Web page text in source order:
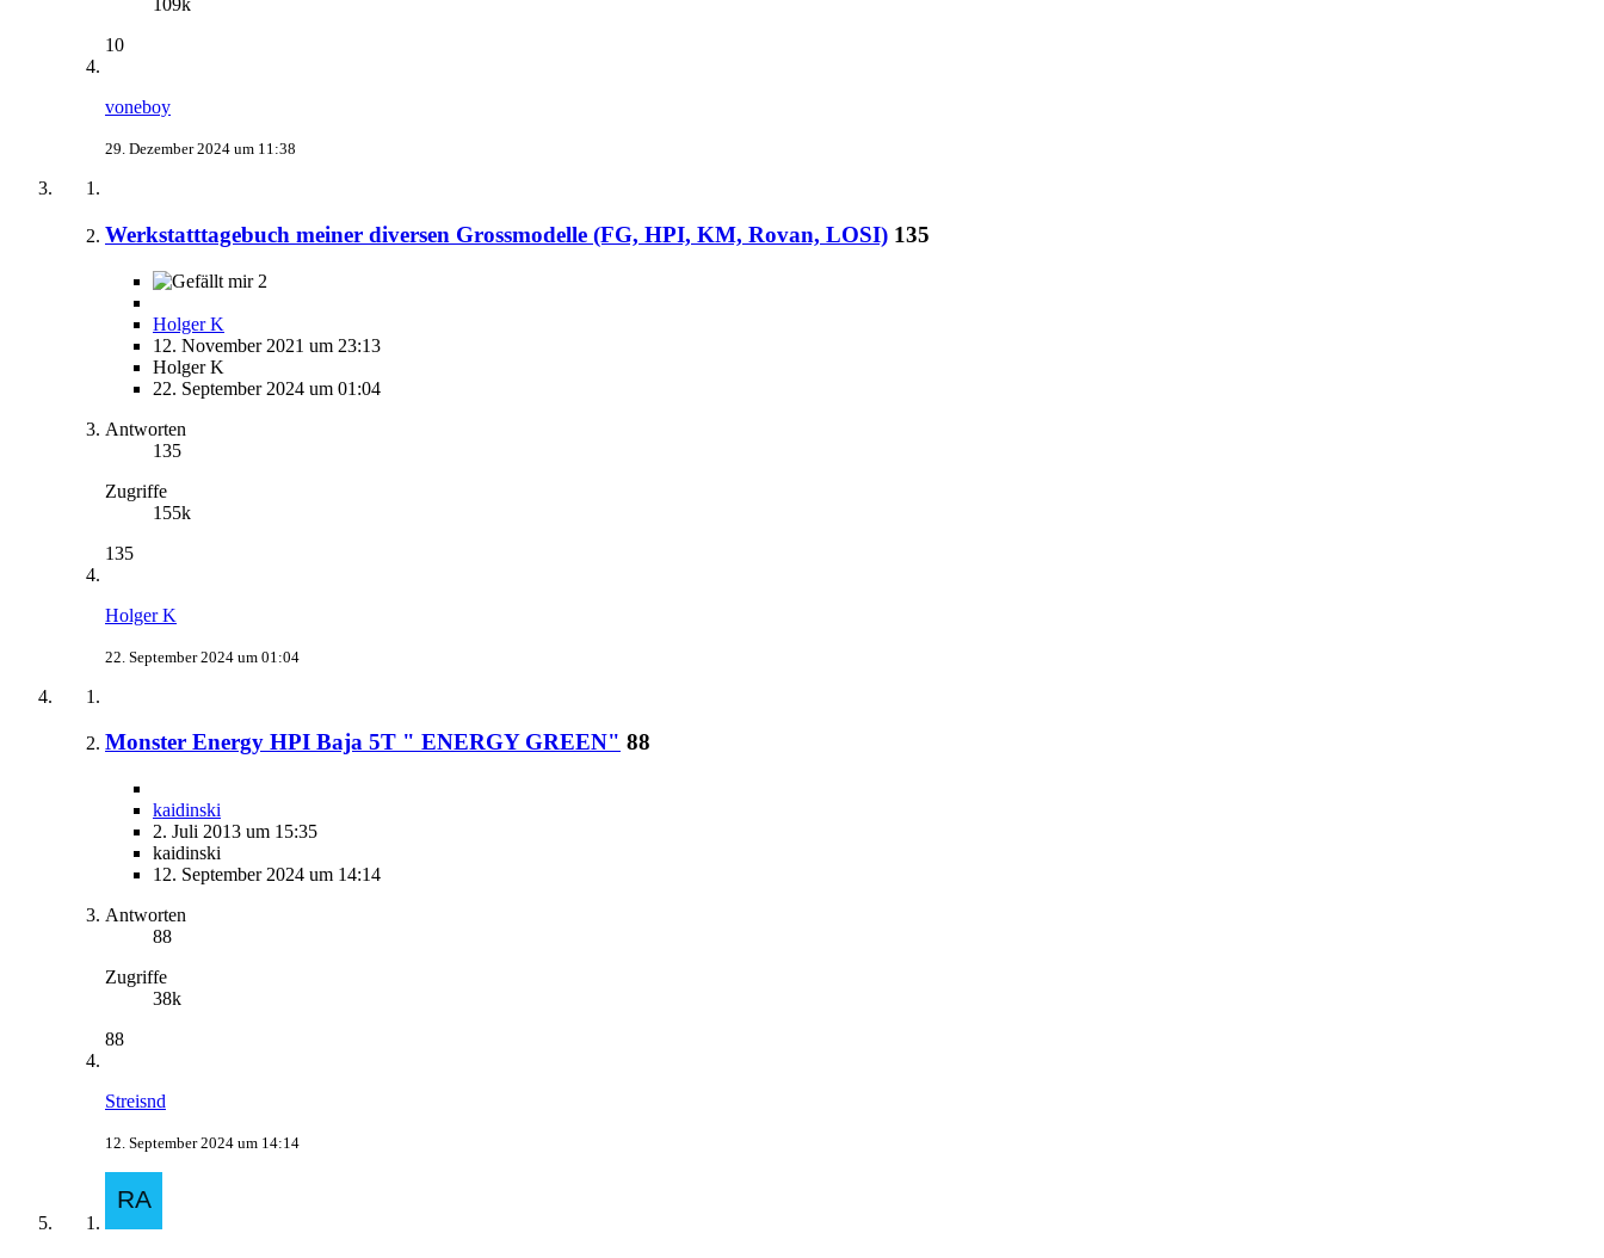
109k
10
voneboy
29. Dezember 2024 um 11:38
Werkstatttagebuch meiner diversen Grossmodelle (FG, HPI, KM, Rovan, LOSI) 135
2
Holger K
12. November 2021 um 23:13
Holger K
22. September 2024 um 01:04
Antworten
135
Zugriffe
155k
135
Holger K
22. September 2024 um 01:04
Monster Energy HPI Baja 5T " ENERGY GREEN" 88
kaidinski
2. Juli 2013 um 15:35
kaidinski
12. September 2024 um 14:14
Antworten
88
Zugriffe
38k
88
Streisnd
12. September 2024 um 14:14